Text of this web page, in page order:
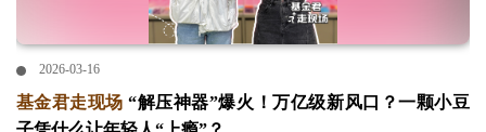
2026-03-16
基金君走现场 “解压神器”爆火！万亿级新风口？一颗小豆